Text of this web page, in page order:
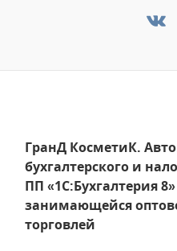
ГранД КосметиК.
бухгалтерского и
ПП «1С:Бухгалтерия
занимающейся
торговлей